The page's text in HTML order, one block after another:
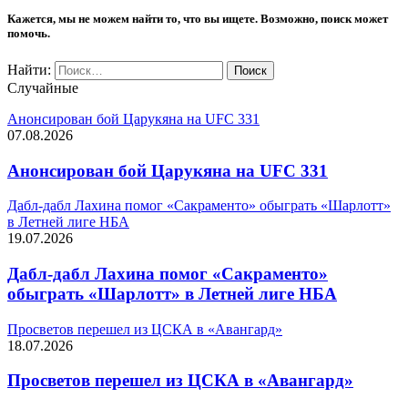
Кажется, мы не можем найти то, что вы ищете. Возможно, поиск может
помочь.
Найти:
Случайные
Анонсирован бой Царукяна на UFC 331
07.08.2026
Анонсирован бой Царукяна на UFC 331
Дабл-дабл Лахина помог «Сакраменто» обыграть «Шарлотт»
в Летней лиге НБА
19.07.2026
Дабл-дабл Лахина помог «Сакраменто»
обыграть «Шарлотт» в Летней лиге НБА
Просветов перешел из ЦСКА в «Авангард»
18.07.2026
Просветов перешел из ЦСКА в «Авангард»